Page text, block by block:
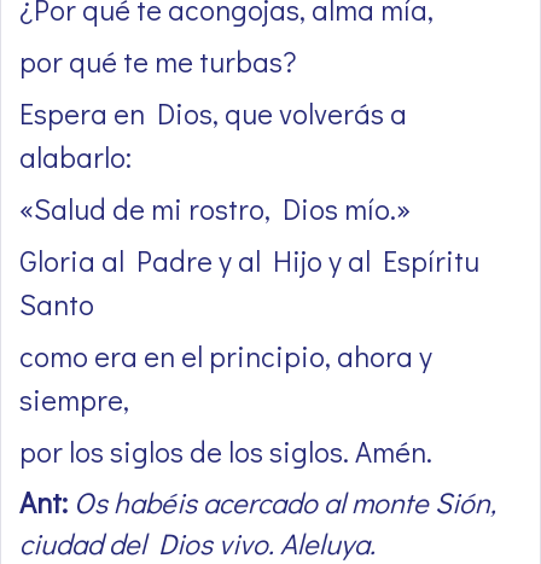
¿Por qué te acongojas, alma mía,
por qué te me turbas?
Espera en Dios, que volverás a
alabarlo:
«Salud de mi rostro, Dios mío.»
Gloria al Padre y al Hijo y al Espíritu
Santo
como era en el principio, ahora y
siempre,
por los siglos de los siglos. Amén.
Ant: Os habéis acercado al monte Sión,
ciudad del Dios vivo. Aleluya.